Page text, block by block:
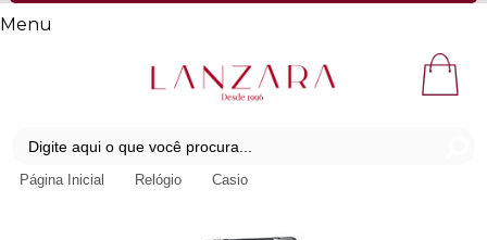
Menu
Página Inicial Relógio Casio